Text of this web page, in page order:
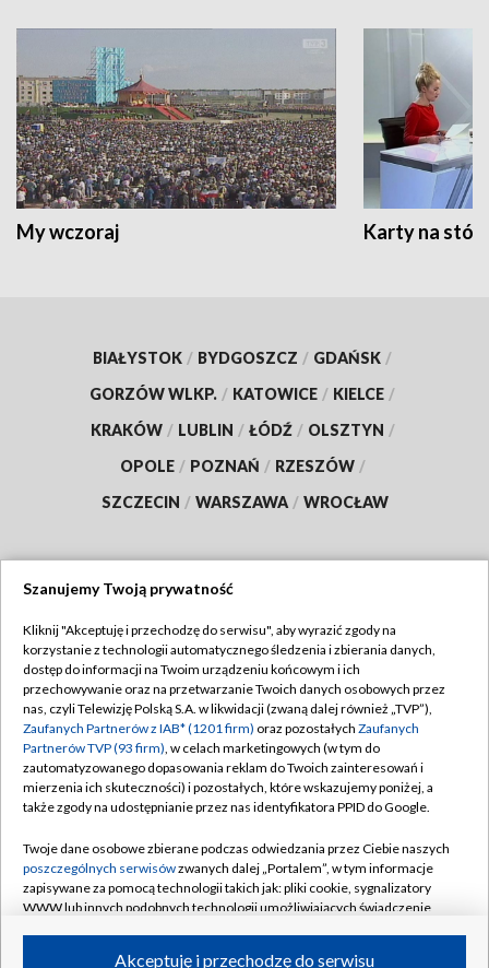
My wczoraj Karty na
BIAŁYSTOK / BYDGOSZCZ / GDAŃSK /
GORZÓW WLKP. / KATOWICE / KIELCE /
KRAKÓW / LUBLIN / ŁÓDŹ / OLSZTYN /
OPOLE / POZNAŃ / RZESZÓW /
SZCZECIN / WARSZAWA / WROCŁAW
TVP
Abonament TVP
Emisja w TVP
Centrum informacji TVP
Naziemna Telewizja Cyfrowa
Rada Programowa
System NOS
Informacje o nadawcy
Regulamin TVP
Polityka prywatności
Moje zgody
Pomoc
Kontakt
Kanały
Szanujemy Twoją prywatność
Kliknij "Akceptuję i przechodzę do serwisu", aby wyrazić zgody na
korzystanie z technologii automatycznego śledzenia i zbierania danych,
dostęp do informacji na Twoim urządzeniu końcowym i ich
przechowywanie oraz na przetwarzanie Twoich danych osobowych przez
nas, czyli Telewizję Polską S.A. w likwidacji (zwaną dalej również „TVP”),
Zaufanych Partnerów z IAB* (1201 firm) oraz pozostałych Zaufanych
Partnerów TVP (93 firm), w celach marketingowych (w tym do
zautomatyzowanego dopasowania reklam do Twoich zainteresowań i
mierzenia ich skuteczności) i pozostałych, które wskazujemy poniżej, a
także zgody na udostępnianie przez nas identyfikatora PPID do Google.
Twoje dane osobowe zbierane podczas odwiedzania przez Ciebie naszych
poszczególnych serwisówzwanych dalej „Portalem”, w tym informacje
zapisywane za pomocą technologii takich jak: pliki cookie, sygnalizatory
WWW lub innych podobnych technologii umożliwiających świadczenie
Akceptuję i przechodzę do serwisu